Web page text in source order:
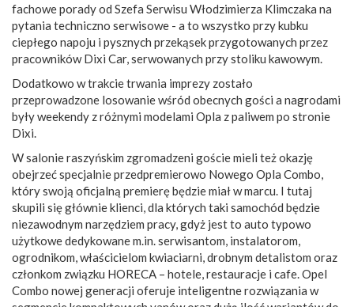
fachowe porady od Szefa Serwisu Włodzimierza Klimczaka na
pytania techniczno serwisowe - a to wszystko przy kubku
ciepłego napoju i pysznych przekąsek przygotowanych przez
pracowników Dixi Car, serwowanych przy stoliku kawowym.
Dodatkowo w trakcie trwania imprezy zostało
przeprowadzone losowanie wśród obecnych gości a nagrodami
były weekendy z różnymi modelami Opla z paliwem po stronie
Dixi.
W salonie raszyńskim zgromadzeni goście mieli też okazję
obejrzeć specjalnie przedpremierowo Nowego Opla Combo,
który swoją oficjalną premierę będzie miał w marcu. I tutaj
skupili się głównie klienci, dla których taki samochód będzie
niezawodnym narzędziem pracy, gdyż jest to auto typowo
użytkowe dedykowane m.in. serwisantom, instalatorom,
ogrodnikom, właścicielom kwiaciarni, drobnym detalistom oraz
członkom związku HORECA – hotele, restauracje i cafe. Opel
Combo nowej generacji oferuje inteligentne rozwiązania w